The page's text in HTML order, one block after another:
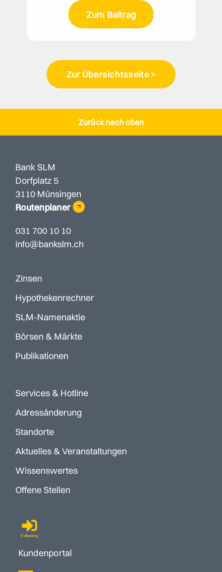
Zum Beitrag
Zur Übersichtsseite >
Zurück nach oben
Bank SLM
Dorfplatz 5
3110 Münsingen
Routenplaner
031 700 10 10
info@bankslm.ch
Zinsen
Hypothekenrechner
SLM-Namenaktie
Börsen & Märkte
Publikationen
Services & Hotline
Adressänderung
Standorte
Aktuelles & Veranstaltungen
Wissenswertes
Offene Stellen
Kundenportal